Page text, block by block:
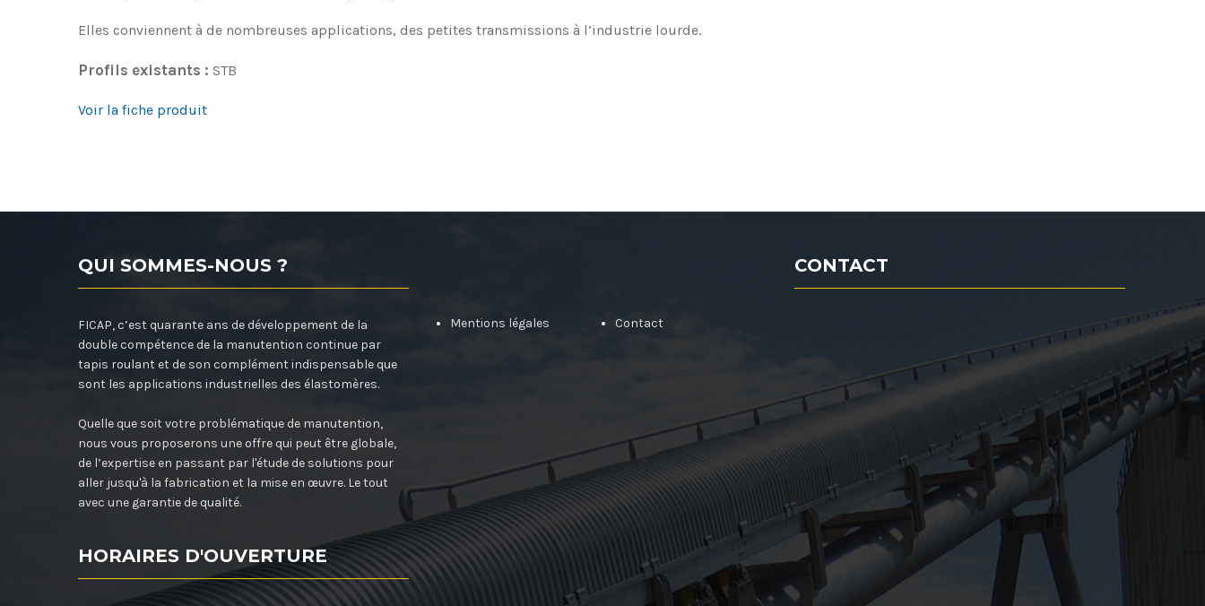
Elles conviennent à de nombreuses applications, des petites transmissions à l’industrie lourde.
Profils existants : STB
Voir la fiche produit
QUI SOMMES-NOUS ?
FICAP, c’est quarante ans de développement de la
double compétence de la manutention continue par
tapis roulant et de son complément indispensable que
sont les applications industrielles des élastomères.
Quelle que soit votre problématique de manutention,
nous vous proposerons une offre qui peut être globale,
de l’expertise en passant par l'étude de solutions pour
aller jusqu'à la fabrication et la mise en œuvre. Le tout
avec une garantie de qualité.
HORAIRES D'OUVERTURE
Mentions légales Contact
CONTACT